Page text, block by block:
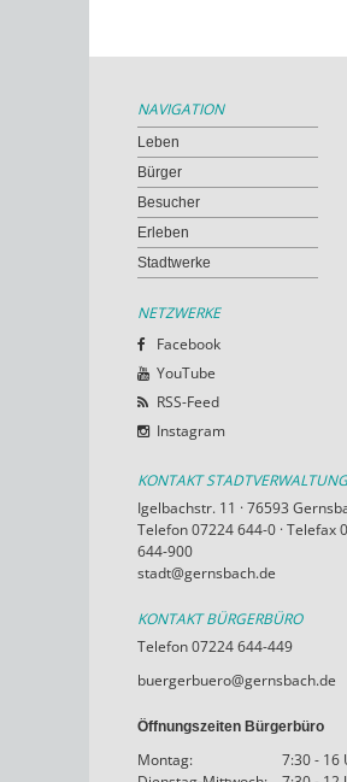
NAVIGATION
Leben
Bürger
Besucher
Erleben
Stadtwerke
NETZWERKE
Facebook
YouTube
RSS-Feed
Instagram
KONTAKT STADTVERWALTUNG
Igelbachstr. 11 · 76593
Telefon 07224 644-0 · Telefax
644-900
stadt@gernsbach.de
KONTAKT BÜRGERBÜRO
Telefon 07224 644-449
buergerbuero@gernsbach.de
Öffnungszeiten Bürgerbüro
Montag:
7:30 - 16